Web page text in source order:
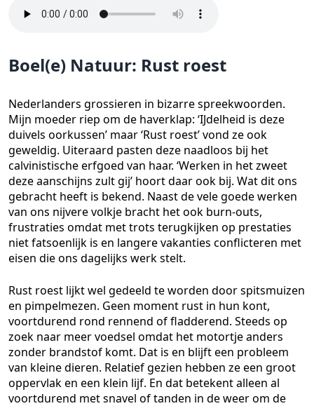
Boel(e) Natuur: Rust roest
Nederlanders grossieren in bizarre spreekwoorden.
Mijn moeder riep om de haverklap: ‘IJdelheid is deze
duivels oorkussen’ maar ‘Rust roest’ vond ze ook
geweldig. Uiteraard pasten deze naadloos bij het
calvinistische erfgoed van haar. ‘Werken in het zweet
deze aanschijns zult gij’ hoort daar ook bij. Wat dit ons
gebracht heeft is bekend. Naast de vele goede werken
van ons nijvere volkje bracht het ook burn-outs,
frustraties omdat met trots terugkijken op prestaties
niet fatsoenlijk is en langere vakanties conflicteren met
eisen die ons dagelijks werk stelt.
Rust roest lijkt wel gedeeld te worden door spitsmuizen
en pimpelmezen. Geen moment rust in hun kont,
voortdurend rond rennend of fladderend. Steeds op
zoek naar meer voedsel omdat het motortje anders
zonder brandstof komt. Dat is en blijft een probleem
van kleine dieren. Relatief gezien hebben ze een groot
oppervlak en een klein lijf. En dat betekent alleen al
voortdurend met snavel of tanden in de weer om de